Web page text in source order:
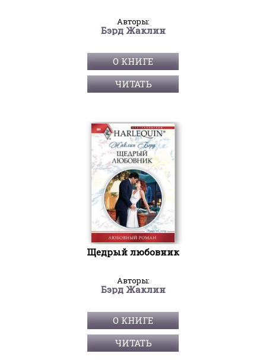
Авторы:
Бэрд Жаклин
О КНИГЕ
ЧИТАТЬ
Щедрый любовник
Авторы:
Бэрд Жаклин
О КНИГЕ
ЧИТАТЬ